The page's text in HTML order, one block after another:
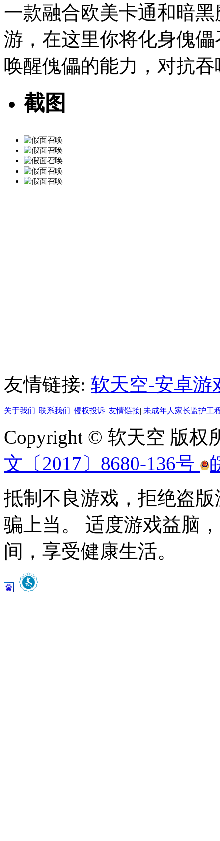
一款融合欧美卡通和暗
游，在这里你将化身傀
唤醒傀儡的能力，对抗
截图
友情链接: 软天空-安卓游
关于我们| 联系我们| 侵权投诉| 友情链接| 未成年人家长监护工
Copyright © 软天空 版权
文〔2017〕8680-136号
抵制不良游戏，拒绝盗
骗上当。 适度游戏益脑
间，享受健康生活。